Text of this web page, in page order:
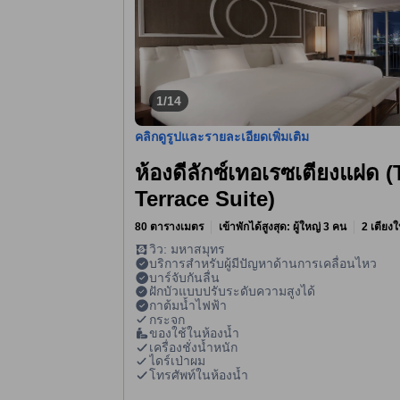
1/14
คลิกดูรูปและรายละเอียดเพิ่มเติม
ห้องดีลักซ์เทอเรซเตียงแฝด
Terrace Suite)
80 ตารางเมตร เข้าพักได้สูงสุด: ผู้ใหญ่ 3 คน 2 เตียง
วิว: มหาสมุทร
บริการสำหรับผู้มีปัญหาด้านการเคลื่อนไหว
บาร์จับกันลื่น
ฝักบัวแบบปรับระดับความสูงได้
กาต้มน้ำไฟฟ้า
กระจก
ของใช้ในห้องน้ำ
เครื่องชั่งน้ำหนัก
ไดร์เป่าผม
โทรศัพท์ในห้องน้ำ